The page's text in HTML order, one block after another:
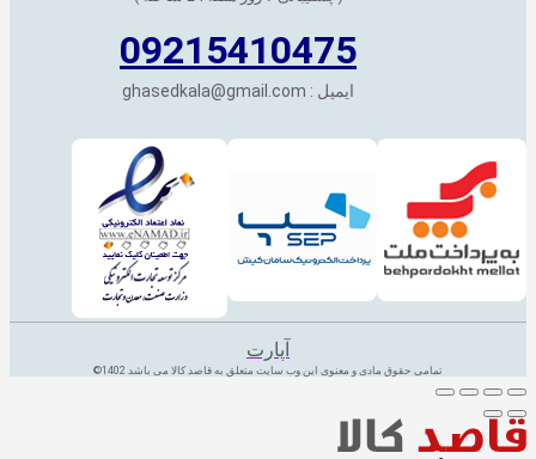
09215410475
ایمیل : ghasedkala@gmail.com
آپارت
تمامی حقوق مادی و معنوی این وب سایت متعلق به قاصد کالا می باشد 1402©